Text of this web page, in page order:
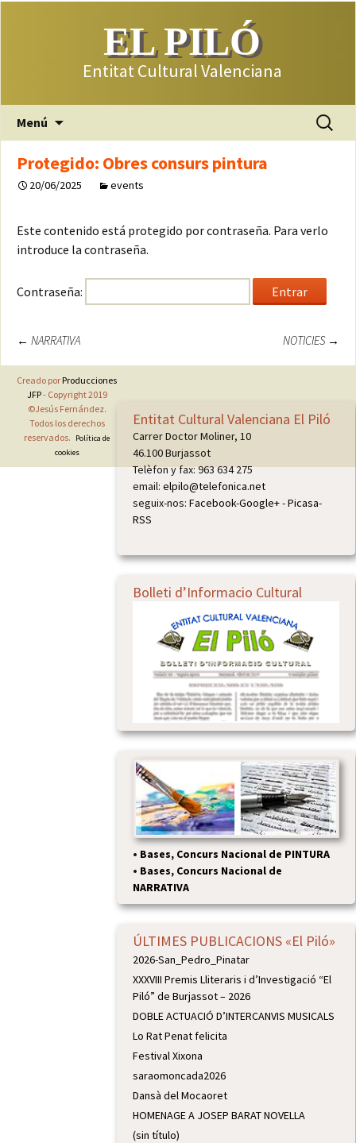
EL PILÓ
Entitat Cultural Valenciana
Menú Buscar:
Protegido: Obres consurs pintura
20/06/2025 events
Este contenido está protegido por contraseña. Para verlo
introduce la contraseña.
Contraseña:
Navegación
de
entradas
← NARRATIVA NOTICIES →
Entitat Cultural Valenciana El Piló
Carrer Doctor Moliner, 10
46.100 Burjassot
Telèfon y fax: 963 634 275
email: elpilo@telefonica.net
seguix-nos: Facebook-Google+-Picasa-
RSS
Bolleti d’Informacio Cultural
• Bases, Concurs Nacional de PINTURA
• Bases, Concurs Nacional de
NARRATIVA
ÚLTIMES PUBLICACIONS «El Piló»
2026-San_Pedro_Pinatar
XXXVIII Premis Lliteraris i d’Investigació “El
Piló” de Burjassot – 2026
DOBLE ACTUACIÓ D’INTERCANVIS MUSICALS
Lo Rat Penat felicita
Festival Xixona
saraomoncada2026
Dansà del Mocaoret
HOMENAGE A JOSEP BARAT NOVELLA
(sin título)
Creado por Producciones
JFP- Copyright 2019
©Jesús Fernández.
Todos los derechos
reservados.
Política de
cookies